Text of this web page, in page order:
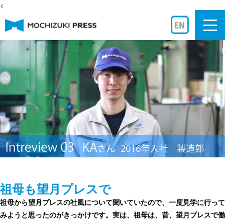
<
祖母も望月プレスで
祖母から望月プレスの社風について聞いていたので、一度見学に行って
みようと思ったのがきっかけです。実は、祖母は、昔、望月プレスで働